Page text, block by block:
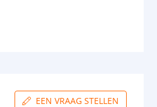
EEN VRAAG STELLEN